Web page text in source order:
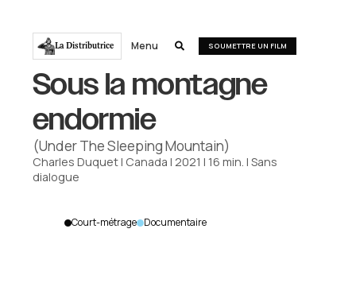
La Distributrice Menu  SOUMETTRE UN FILM
Sous la montagne
endormie
(Under The Sleeping Mountain)
Charles Duquet| Canada | 2021 | 16 min. | Sans
dialogue
Court-métrage Documentaire